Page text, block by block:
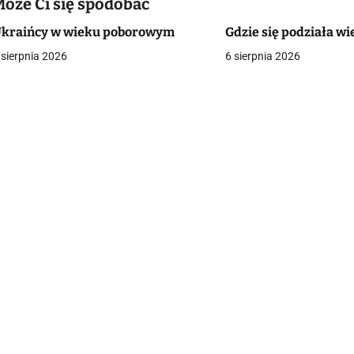
Ci się spodobać
w wieku poborowym
2026
Gdzie się podziała
6 sierpnia 2026